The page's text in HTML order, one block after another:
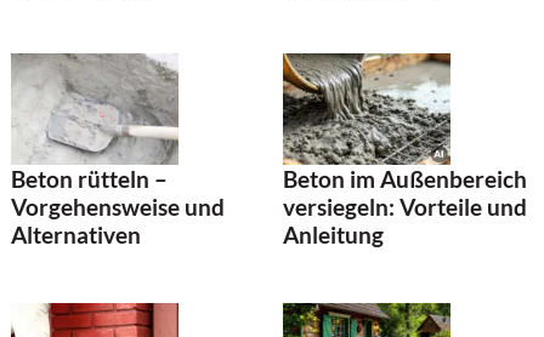
Beton rütteln –
Vorgehensweise und
Alternativen
Beton im Außenbereich
versiegeln: Vorteile und
Anleitung